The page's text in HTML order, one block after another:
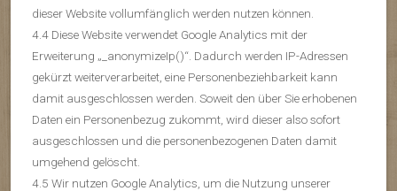
dieser Website vollumfänglich werden nutzen können.
4.4 Diese Website verwendet Google Analytics mit der
Erweiterung „_anonymizeIp()“. Dadurch werden IP-Adressen
gekürzt weiterverarbeitet, eine Personenbeziehbarkeit kann
damit ausgeschlossen werden. Soweit den über Sie erhobenen
Daten ein Personenbezug zukommt, wird dieser also sofort
ausgeschlossen und die personenbezogenen Daten damit
umgehend gelöscht.
4.5 Wir nutzen Google Analytics, um die Nutzung unserer